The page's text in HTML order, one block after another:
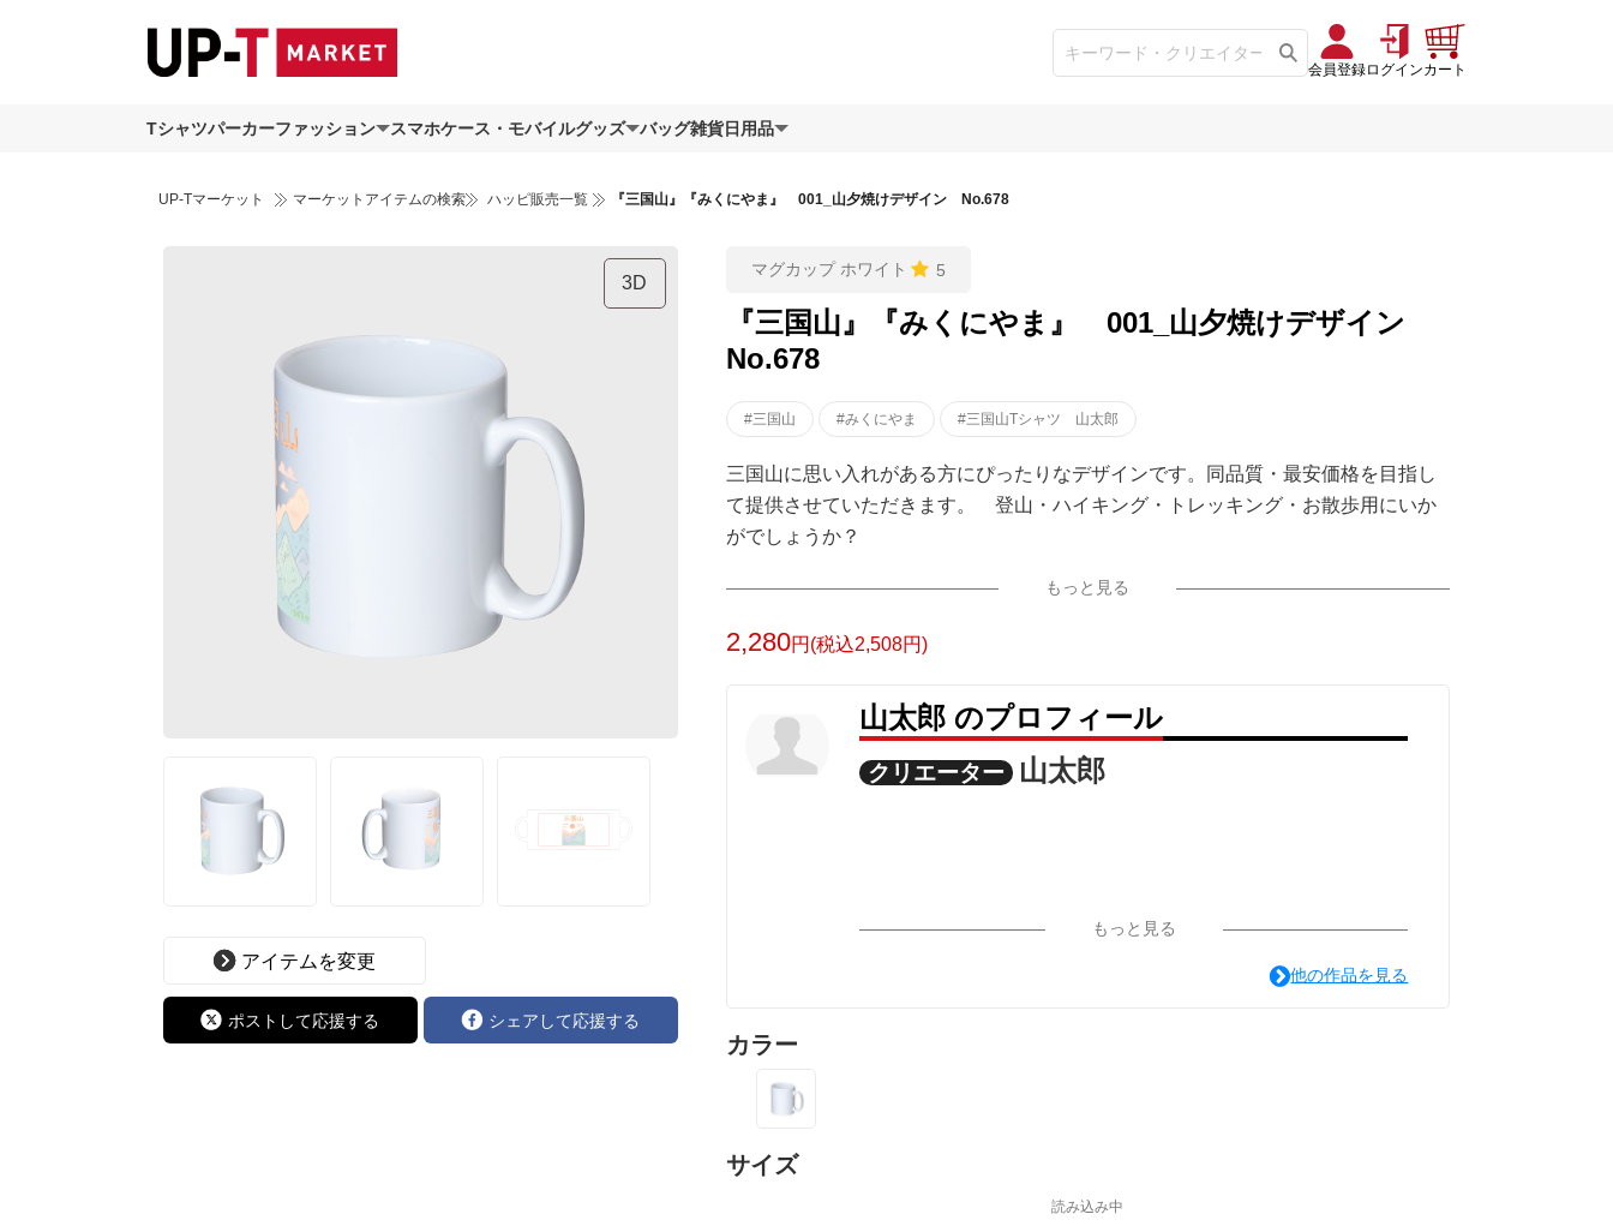
会員登録ログインカート
Tシャツパーカーファッション スマホケース・モバイルグッズ バッグ雑貨日用品
UP-Tマーケット マーケットアイテムの検索 ハッピ販売一覧 『三国山』『みくにやま』 001_山夕焼けデザイン No.678
3D
アイテムを変更
ポストして応援する シェアして応援する
マグカップ ホワイト 5
『三国山』『みくにやま』 001_山夕焼けデザイン
No.678
#三国山 #みくにやま #三国山Tシャツ 山太郎
三国山に思い入れがある方にぴったりなデザインです。同品質・最安価格を目指し
て提供させていただきます。 登山・ハイキング・トレッキング・お散歩用にいか
がでしょうか？
もっと見る
2,280円(税込2,508円)
山太郎 のプロフィール
クリエーター 山太郎
もっと見る
他の作品を見る
カラー
サイズ